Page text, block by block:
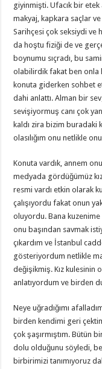
giyinmişti. Ufacık bir
makyaj, kapkara saçlar ve
Sarihçesi çok seksiydi ve
da hoştu fiziği de ve
boynumu sıçradı, bu
olabilirdik fakat ben onla
konuta giderken sohbet
dahi anlattı. Alman bir
sevişiyormuş canı çok
kaldı zira bizim buradaki
olasılığım onu netlikle
Konuta vardık, annem
medyada gördüğümüz
resmi vardı etkin olarak
çalışıyordu fakat onun
oluyordu. Bana kuzenime
onu başından savmak
çıkardım ve İstanbul
gösteriyordum netlikle
değişikmiş. Kız kulesinin
anlatıyordum ve birden
Neye uğradığımı
birden kendimi geri
çok şaşırmıştım. Bütün
dolu olduğunu söyledi,
birbirimizi tanımıyoruz